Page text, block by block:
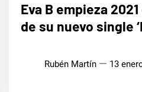
Eva B empieza
de su nuevo single
Rubén Martín 13